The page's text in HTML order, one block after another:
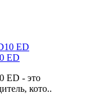
ED
ED - это
кото..